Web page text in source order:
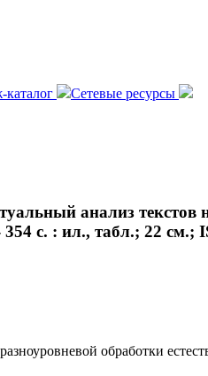
Сетевые ресурсы
анализ текстов
с. : ил., табл.; 22 см.;
разноуровневой обработки